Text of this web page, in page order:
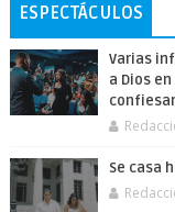
ESPECTÁCULOS
Varias
a Dios
Se casa